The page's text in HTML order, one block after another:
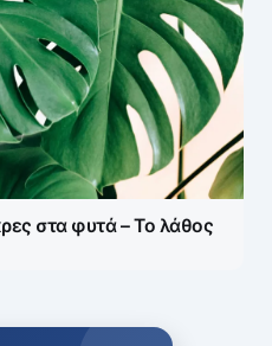
στα φυτά – Το λάθος